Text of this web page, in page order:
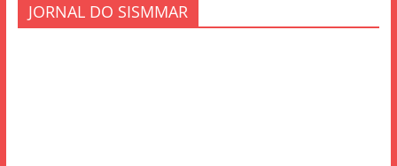
JORNAL DO SISMMAR